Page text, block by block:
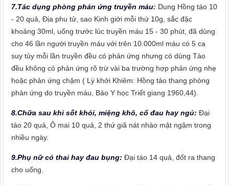
7.Tác dụng phòng phản ứng truyền máu: Dung Hồng táo 10
- 20 quả, Địa phu tử, sao Kinh giới mỗi thứ 10g, sắc đặc
khoảng 30ml, uống trước lúc truyền máu 15 - 30 phút, đã dùng
cho 46 lần người truyền máu với trên 10.000ml máu có 5 ca
suy tủy mỗi lần truyền đều có phản ứng nhưng có dùng Táo
đều không có phản ứng rõ trừ vài ba trường hợp phản ứng nhẹ
hoặc phản ứng chậm ( Lý khởi Khiêm: Hồng táo thang phòng
phản ứng do truyền máu, Báo Y học Triết giang 1960,44).
8.Chữa sau khi sốt khỏi, miệng khô, cổ đau hay ngủ: Đại
táo 20 quả, Ô mai 10 quả, 2 thứ giã nát nhào mật ngậm trong
nhiều ngày.
9.Phụ nữ có thai hay đau bụng: Đại táo 14 quả, đốt ra thang
cho uống.